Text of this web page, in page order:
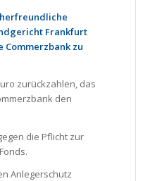
Frankfurt
Commerzbank zu
zurückzahlen, das
den
die Pflicht zur
Anlegerschutz